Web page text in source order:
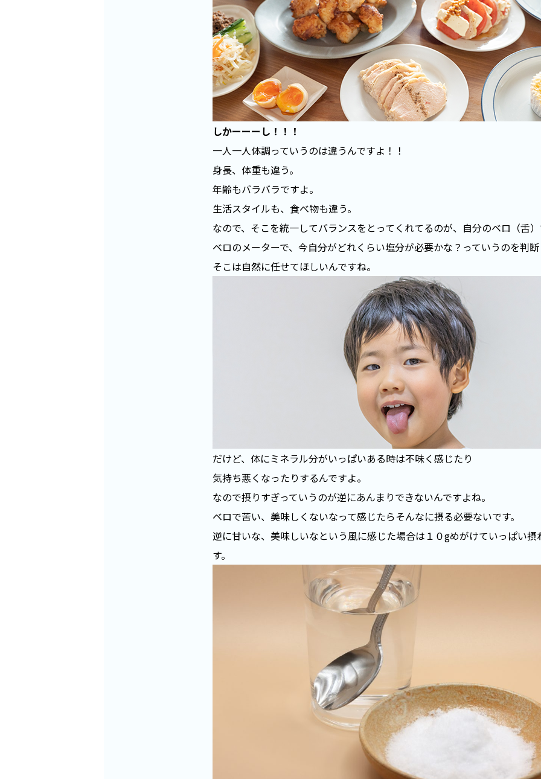
しかーーーし！！！
一人一人体調っていうのは違うんですよ！！
身長、体重も違う。
年齢もバラバラですよ。
生活スタイルも、食べ物も違う。
なので、そこを統一してバランスをとってくれてるのが、自分のベロ（舌
ベロのメーターで、今自分がどれくらい塩分が必要かな？っていうのを判
そこは自然に任せてほしいんですね。
だけど、体にミネラル分がいっぱいある時は不味く感じたり
気持ち悪くなったりするんですよ。
なので摂りすぎっていうのが逆にあんまりできないんですよね。
ベロで苦い、美味しくないなって感じたらそんなに摂る必要ないです。
逆に甘いな、美味しいなという風に感じた場合は１０gめがけていっぱい摂
す。